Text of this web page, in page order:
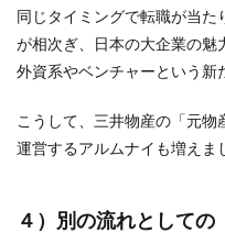
同じタイミングで転職が当た
が相次ぎ、日本の大企業の魅
外資系やベンチャーという新
こうして、三井物産の「元
運営するアルムナイも増えま
４）別の流れとしての